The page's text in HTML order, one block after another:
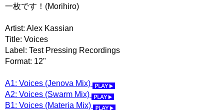
一枚です！(Morihiro)
Artist: Alex Kassian
Title: Voices
Label: Test Pressing Recordings
Format: 12"
A1: Voices (Jenova Mix)
A2: Voices (Swarm Mix)
B1: Voices (Materia Mix)